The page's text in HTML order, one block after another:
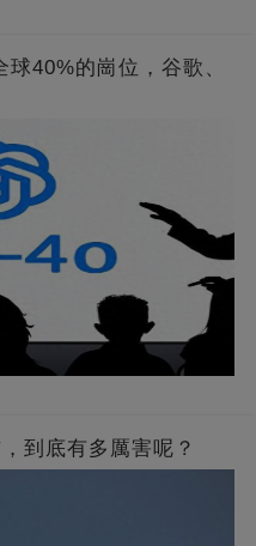
40%的崗位，谷歌、
到底有多厲害呢？